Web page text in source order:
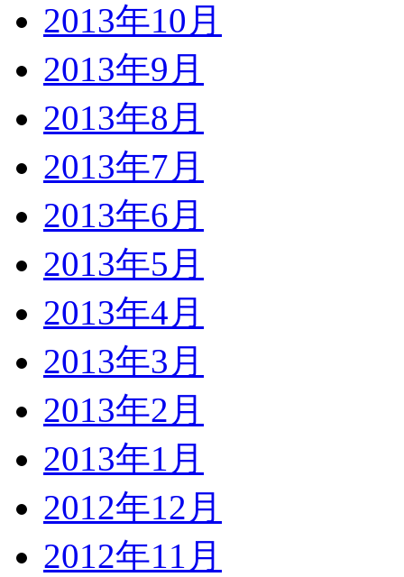
2013年10月
2013年9月
2013年8月
2013年7月
2013年6月
2013年5月
2013年4月
2013年3月
2013年2月
2013年1月
2012年12月
2012年11月